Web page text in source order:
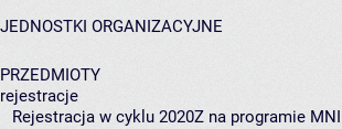
JEDNOSTKI ORGANIZACYJNE
PRZEDMIOTY
rejestracje
Rejestracja w cyklu 2020Z na programie